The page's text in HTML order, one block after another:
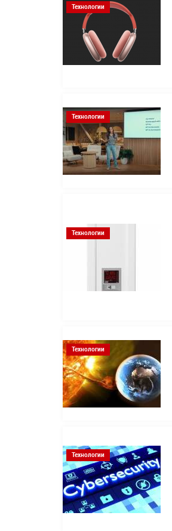
Технологии
Технологии
Технологии
Технологии
Технологии